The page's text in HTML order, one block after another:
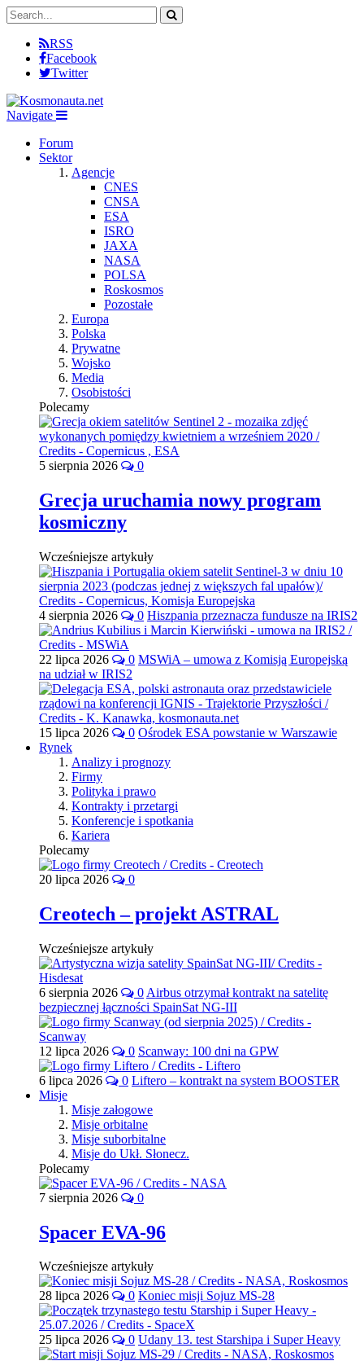
RSS
Facebook
Twitter
Navigate
Forum
Sektor
Agencje
CNES
CNSA
ESA
ISRO
JAXA
NASA
POLSA
Roskosmos
Pozostałe
Europa
Polska
Prywatne
Wojsko
Media
Osobistości
Polecamy
5 sierpnia 2026 0
Grecja uruchamia nowy program
kosmiczny
Wcześniejsze artykuły
4 sierpnia 2026 0 Hiszpania przeznacza fundusze na IRIS2
22 lipca 2026 0 MSWiA – umowa z Komisją Europejską
na udział w IRIS2
15 lipca 2026 0 Ośrodek ESA powstanie w Warszawie
Rynek
Analizy i prognozy
Firmy
Polityka i prawo
Kontrakty i przetargi
Konferencje i spotkania
Kariera
Polecamy
20 lipca 2026 0
Creotech – projekt ASTRAL
Wcześniejsze artykuły
6 sierpnia 2026 0 Airbus otrzymał kontrakt na satelitę
bezpiecznej łączności SpainSat NG-III
12 lipca 2026 0 Scanway: 100 dni na GPW
6 lipca 2026 0 Liftero – kontrakt na system BOOSTER
Misje
Misje załogowe
Misje orbitalne
Misje suborbitalne
Misje do Ukł. Słonecz.
Polecamy
7 sierpnia 2026 0
Spacer EVA-96
Wcześniejsze artykuły
28 lipca 2026 0 Koniec misji Sojuz MS-28
25 lipca 2026 0 Udany 13. test Starshipa i Super Heavy